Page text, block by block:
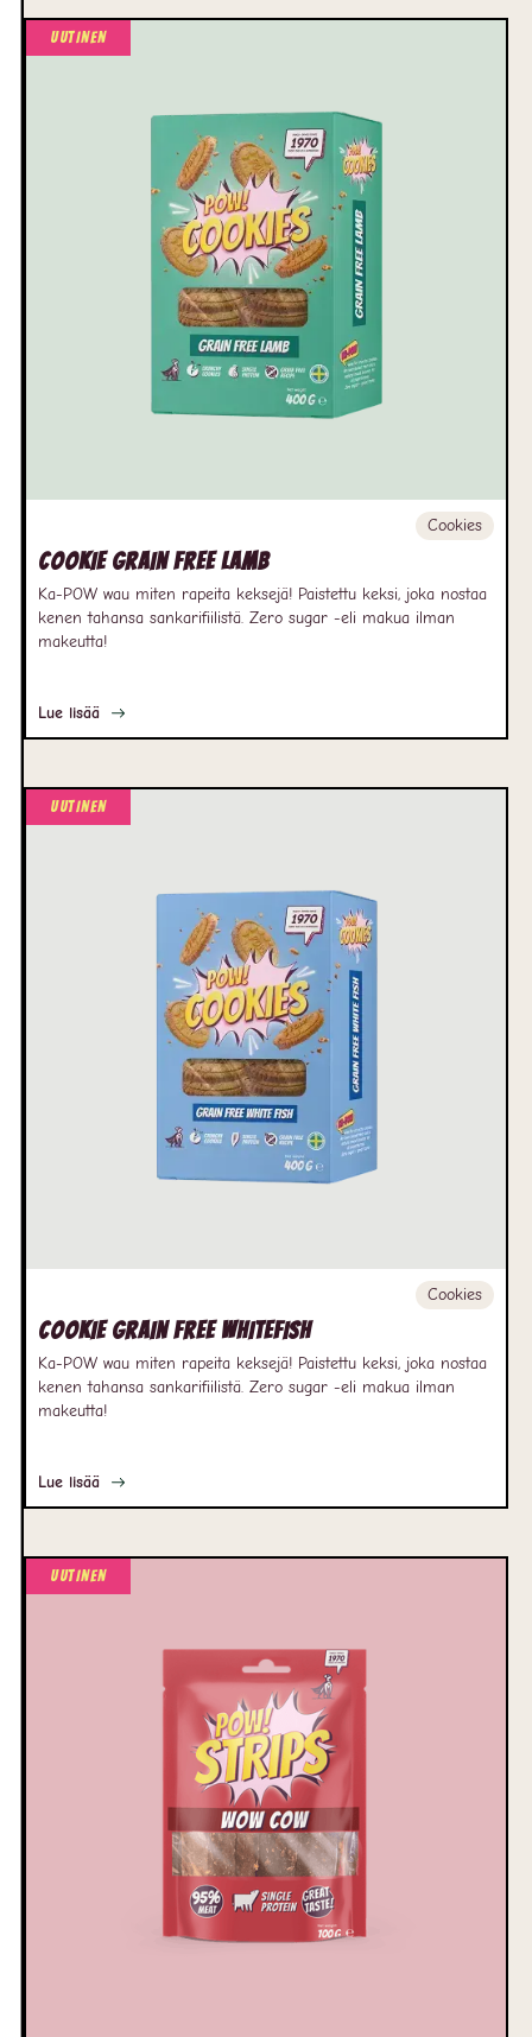
Uutinen
Cookies
Cookie Grain free Lamb
Ka-POW wau miten rapeita keksejä! Paistettu keksi, joka nostaa
kenen tahansa sankarifiilistä. Zero sugar -eli makua ilman
makeutta!
Lue lisää
Uutinen
Cookies
Cookie Grain free Whitefish
Ka-POW wau miten rapeita keksejä! Paistettu keksi, joka nostaa
kenen tahansa sankarifiilistä. Zero sugar -eli makua ilman
makeutta!
Lue lisää
Uutinen